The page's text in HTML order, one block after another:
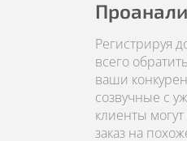
Регистрируя
всего
ваши
созвучные с
клиенты
заказ на